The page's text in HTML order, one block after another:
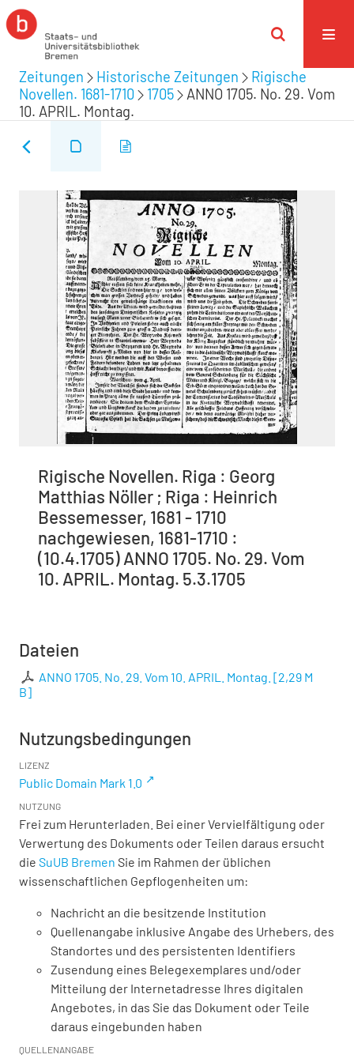
Zeitungen Historische Zeitungen
Rigische
Novellen. 1681-1710
1705
ANNO 1705. No. 29. Vom
10. APRIL. Montag.
Rigische Novellen. Riga : Georg
Matthias Nöller ; Riga : Heinrich
Bessemesser, 1681 - 1710
nachgewiesen, 1681-1710 :
(10.4.1705) ANNO 1705. No. 29. Vom
10. APRIL. Montag. 5.3.1705
Dateien
ANNO 1705. No. 29. Vom 10. APRIL. Montag. [2,29 M
B]
Nutzungsbedingungen
LIZENZ
Public Domain Mark 1.0
NUTZUNG
Frei zum Herunterladen. Bei einer Vervielfältigung oder
Verwertung des Dokuments oder Teilen daraus ersucht
die SuUB Bremen Sie im Rahmen der üblichen
wissenschaftlichen Gepflogenheiten um:
Nachricht an die besitzende Institution
Quellenangabe inklusive Angabe des Urhebers, des
Standortes und des persistenten Identifiers
Zusendung eines Belegexemplares und/oder
Mitteilung der Internetadresse Ihres digitalen
Angebotes, in das Sie das Dokument oder Teile
daraus eingebunden haben
QUELLENANGABE